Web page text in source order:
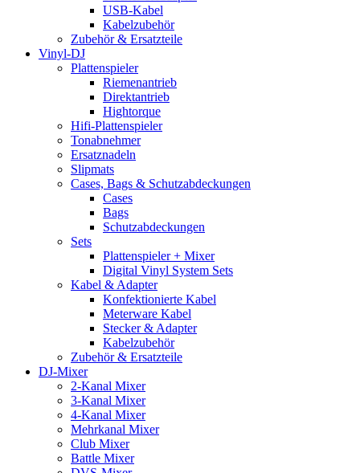
USB-Kabel
Kabelzubehör
Zubehör & Ersatzteile
Vinyl-DJ
Plattenspieler
Riemenantrieb
Direktantrieb
Hightorque
Hifi-Plattenspieler
Tonabnehmer
Ersatznadeln
Slipmats
Cases, Bags & Schutzabdeckungen
Cases
Bags
Schutzabdeckungen
Sets
Plattenspieler + Mixer
Digital Vinyl System Sets
Kabel & Adapter
Konfektionierte Kabel
Meterware Kabel
Stecker & Adapter
Kabelzubehör
Zubehör & Ersatzteile
DJ-Mixer
2-Kanal Mixer
3-Kanal Mixer
4-Kanal Mixer
Mehrkanal Mixer
Club Mixer
Battle Mixer